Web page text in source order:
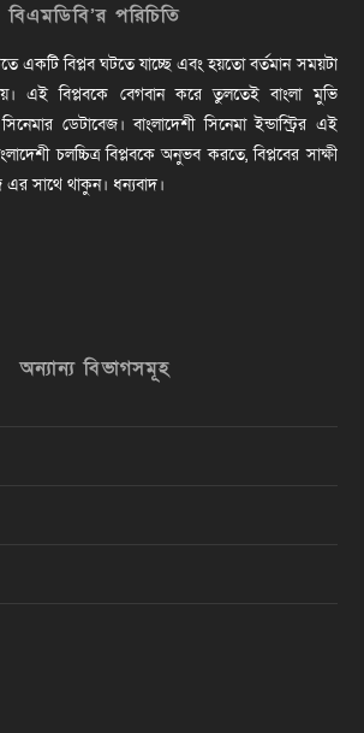
বিএমডিবি’র পরিচিতি
একটি বিপ্লব ঘটতে যাচ্ছে এবং হয়তো বর্তমান সময়টা
এই বিপ্লবকে বেগবান করে তুলতেই বাংলা মুভি
ডেটাবেজ। বাংলাদেশী সিনেমা ইন্ডাস্ট্রির এই
চলচ্চিত্র বিপ্লবকে অনুভব করতে, বিপ্লবের সাক্ষী
এর সাথে থাকুন। ধন্যবাদ।
অন্যান্য বিভাগসমূহ